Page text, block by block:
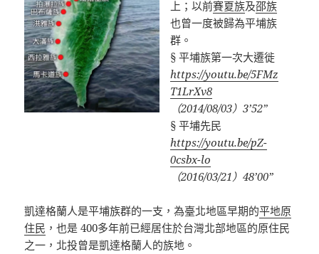
上；以前賽夏族及邵族
也曾一度被歸為平埔族
群。
§ 平埔族第一次大遷徙
https://youtu.be/5FMz
T1LrXv8
（2014/08/03）3’52”
§ 平埔先民
https://youtu.be/pZ-
0csbx-lo
（2016/03/21）48’00”
凱達格蘭人是平埔族群的一支，為臺北地區早期的平地原
住民 ，也是 400多年前已經居住於台灣北部地區的原住民
之一，北投曾是凱達格蘭人的族地。